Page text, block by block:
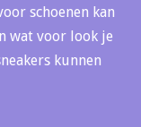
schoenen kan
wat voor look je
kunnen